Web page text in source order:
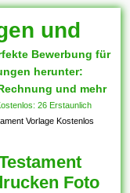
und
Bewerbung für
herunter:
und mehr
26 Erstaunlich
Vorlage Kostenlos
Foto